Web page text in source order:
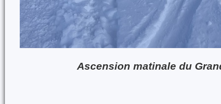
Ascension matinale du